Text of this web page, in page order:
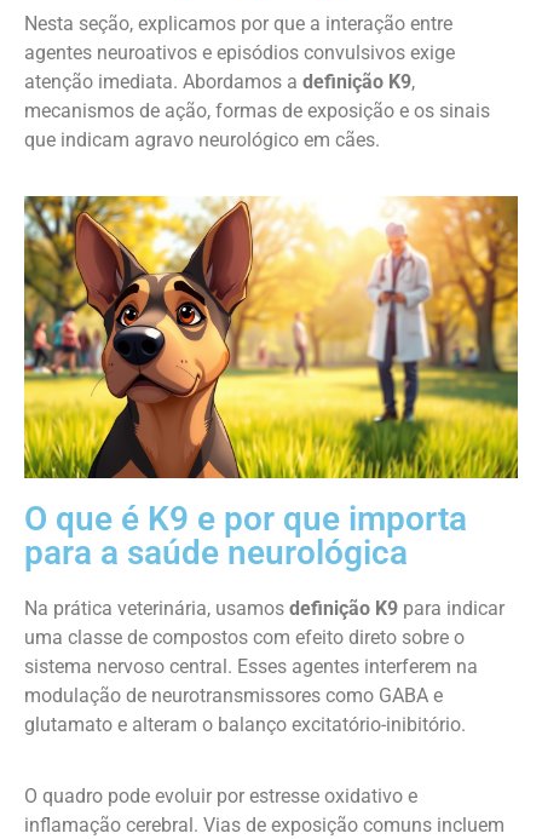
Nesta seção, explicamos por que a interação entre
agentes neuroativos e episódios convulsivos exige
atenção imediata. Abordamos a definição K9,
mecanismos de ação, formas de exposição e os sinais
que indicam agravo neurológico em cães.
O que é K9 e por que importa
para a saúde neurológica
Na prática veterinária, usamos definição K9 para indicar
uma classe de compostos com efeito direto sobre o
sistema nervoso central. Esses agentes interferem na
modulação de neurotransmissores como GABA e
glutamato e alteram o balanço excitatório-inibitório.
O quadro pode evoluir por estresse oxidativo e
inflamação cerebral. Vias de exposição comuns incluem